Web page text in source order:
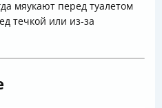
мяукают перед туалетом
течкой или из-за